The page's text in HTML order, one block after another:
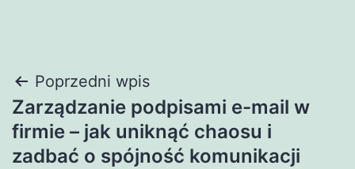
Nawigacja
wpisu
Poprzedni wpis
Zarządzanie podpisami e-mail w
firmie – jak uniknąć chaosu i
zadbać o spójność komunikacji